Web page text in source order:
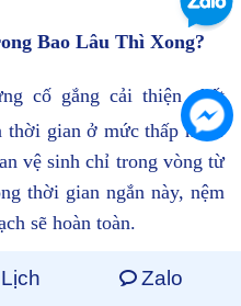
Bao Lâu Thì Xong?
cố gắng cải thiện chất
gian ở mức thấp nhất.
vệ sinh chỉ trong vòng từ
thời gian ngắn này, nệm
sẽ hoàn toàn.
Tức? Zalo